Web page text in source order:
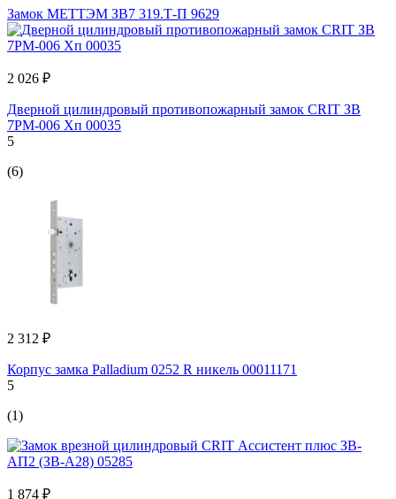
Замок МЕТТЭМ ЗВ7 319.Т-П 9629
2 026 ₽
Дверной цилиндровый противопожарный замок CRIT ЗВ
7РМ-006 Хп 00035
5
(6)
2 312 ₽
Корпус замка Palladium 0252 R никель 00011171
5
(1)
1 874 ₽